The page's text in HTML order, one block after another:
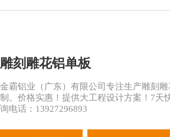
雕刻雕花铝单板
金霸铝业（广东）有限公司专注生产雕刻
制。价格实惠！提供大工程设计方案！7天
询电话：13927296893